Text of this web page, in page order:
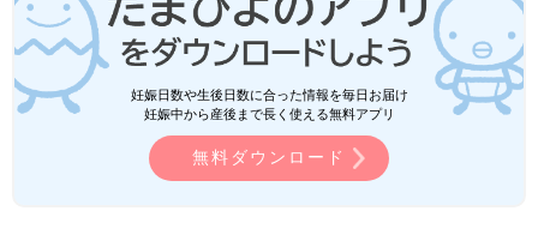
妊娠日数や生後日数に合った情報を毎日お届け
妊娠中から産後まで長く使える無料アプリ
無料ダウンロード